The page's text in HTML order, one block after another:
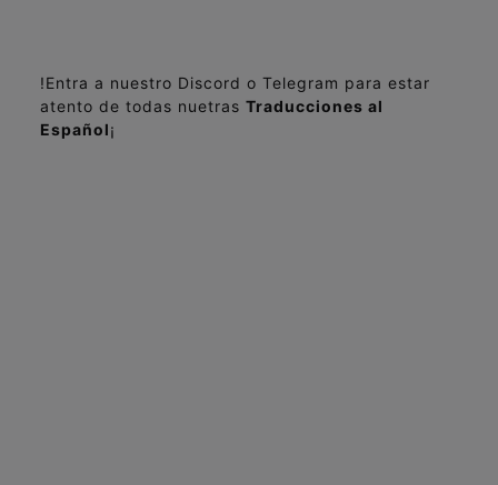
!Entra a nuestro Discord o Telegram para estar
atento de todas nuetras Traducciones al
Español¡